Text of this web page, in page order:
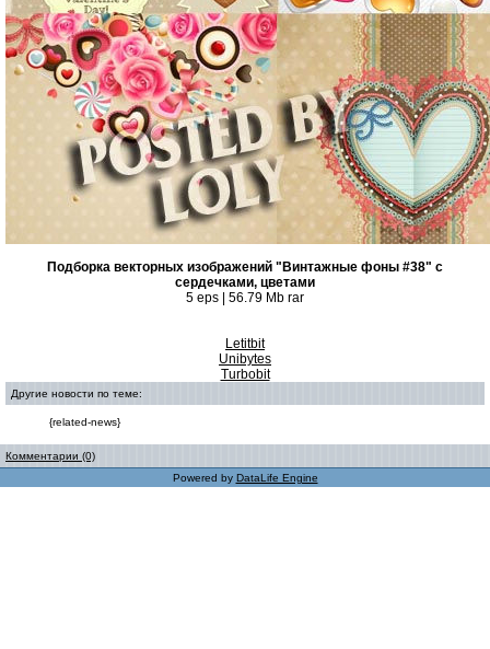
Подборка векторных изображений "Винтажные фоны #38" с
сердечками, цветами
5 eps | 56.79 Mb rar
Letitbit
Unibytes
Turbobit
Другие новости по теме:
{related-news}
Комментарии (0)
Powered by DataLife Engine